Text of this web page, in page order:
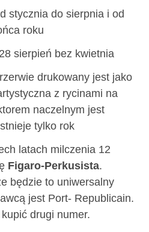
stycznia do sierpnia i od
roku
sierpień bez kwietnia
drukowany jest jako
z rycinami na
naczelnym jest
tylko rok
latach milczenia 12
Figaro-Perkusista.
będzie to uniwersalny
jest Port- Republicain.
drugi numer.